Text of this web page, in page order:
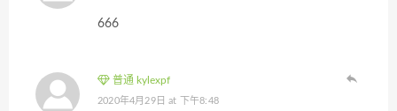
666
普通 kylexpf
2020年4月29日 at 下午8:48